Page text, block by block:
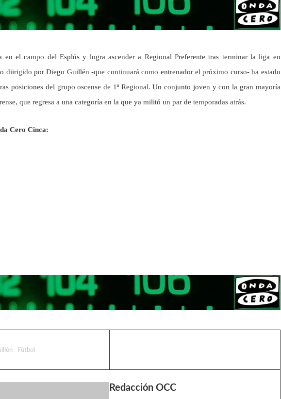
el campo del Esplús y logra ascender a Regional Preferente tras terminar la liga en
diirigido por Diego Guillén -que continuará como entrenador el próximo curso- ha estado
posiciones del grupo oscense de 1ª Regional. Un conjunto joven y con la gran mayoría
que regresa a una categoría en la que ya militó un par de temporadas atrás.
Cero Cinca:
Fútbol
Redacción OCC